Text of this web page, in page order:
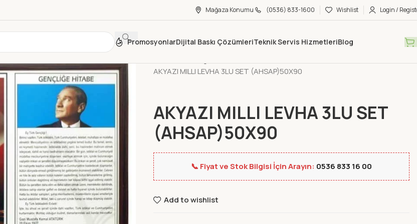
Mağaza Konumu (0536) 833-1600 Wishlist Login /
PromosyonlarDijital Baskı ÇözümleriTeknik Servis HizmetleriBlog
AKYAZI MILLI LEVHA 3LU SET (AHSAP)50X90
AKYAZI MILLI LEVHA 3LU SET
(AHSAP)50X90
📞 Fiyat ve Stok Bilgisi İçin Arayın: 0536 833 16 00
Add to wishlist